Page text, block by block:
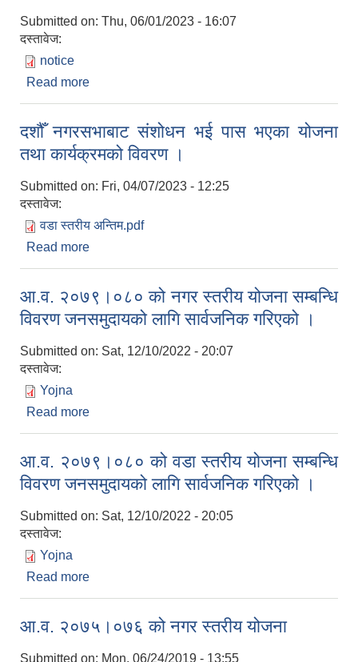
Submitted on: Thu, 06/01/2023 - 16:07
दस्तावेज:
notice
Read more
दशौँ नगरसभाबाट संशोधन भई पास भएका योजना
तथा कार्यक्रमको विवरण ।
Submitted on: Fri, 04/07/2023 - 12:25
दस्तावेज:
वडा स्तरीय अन्तिम.pdf
Read more
आ.व. २०७९।०८० को नगर स्तरीय योजना सम्बन्धि
विवरण जनसमुदायको लागि सार्वजनिक गरिएको ।
Submitted on: Sat, 12/10/2022 - 20:07
दस्तावेज:
Yojna
Read more
आ.व. २०७९।०८० को वडा स्तरीय योजना सम्बन्धि
विवरण जनसमुदायको लागि सार्वजनिक गरिएको ।
Submitted on: Sat, 12/10/2022 - 20:05
दस्तावेज:
Yojna
Read more
आ.व. २०७५।०७६ को नगर स्तरीय योजना
Submitted on: Mon, 06/24/2019 - 13:55